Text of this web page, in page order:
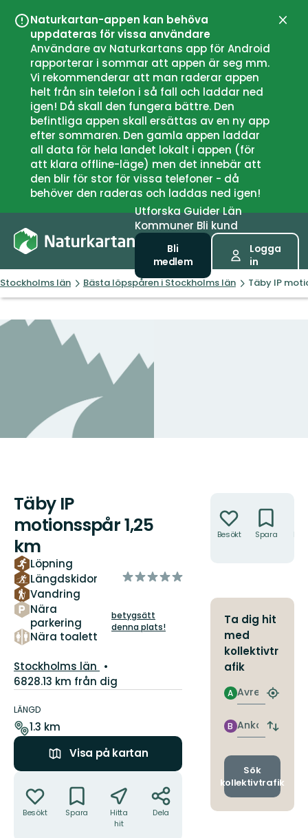
Naturkartan-appen kan behöva
uppdateras för vissa användare
Användare av Naturkartans app för Android
rapporterar i sommar att appen är seg mm.
Vi rekommenderar att man raderar appen
helt från sin telefon i så fall och laddar ned
igen! Då skall den fungera bättre. Den
befintliga appen skall ersättas av en ny app
efter sommaren. Den gamla appen laddar
all data för hela landet lokalt i appen (för
att klara offline-läge) men det innebär att
den blir för stor för vissa telefoner - då
behöver den raderas och laddas ned igen!
UtforskaGuiderLän
Kommuner Bli kund
Bli
medlem
Logga
in
Stockholms län Bästa löpspåren i Stockholms län Täby IP
Täby IP
motionsspår 1,25
km
Löpning
Längdskidor
Vandring
Nära
parkering
Nära toalett
av
betygsätt
denna plats!
Län:
Stockholms län
6828.13 km från dig
om
leden
LÄNGD
1.3 km
Visa på kartan
Besökt Spara
Hitta
hit
Dela
Besökt Spara
Ta dig hit
med
kollektivtr
afik
Avresa
A
Hitta
Ankomst
B
Byt
och
Sök
kollektivtrafik